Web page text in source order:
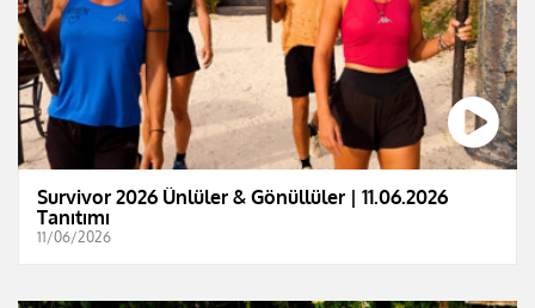
Survivor 2026 Ünlüler & Gönüllüler | 11.06.2026
Tanıtımı
11/06/2026